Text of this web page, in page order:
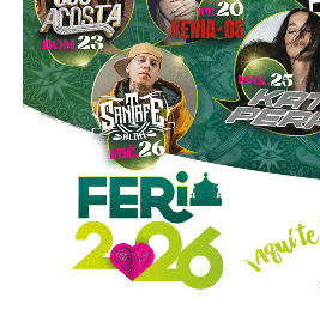
obligaciones previstas en la ley, la
prestar el servicio de transporte
También lee:Ya es oficial: MiTaxi
de transporte de la Fenapo 2026